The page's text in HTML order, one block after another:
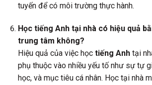
tuyến để có môi trường thực hành.
Học tiếng Anh tại nhà có hiệu quả
trung tâm không?
Hiệu quả của việc học tiếng Anhtại
phụ thuộc vào nhiều yếu tố như sự tự
học, và mục tiêu cá nhân. Học tại nhà